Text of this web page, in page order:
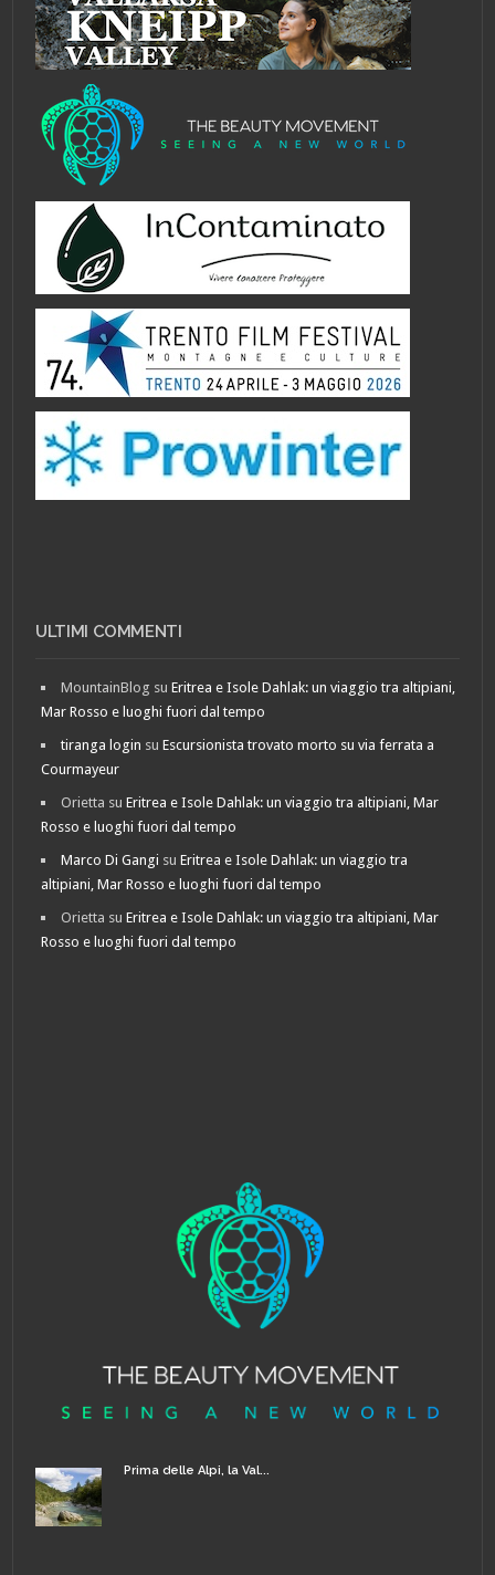
ULTIMI COMMENTI
MountainBlog suEritrea e Isole Dahlak: un viaggio tra altipiani,
Mar Rosso e luoghi fuori dal tempo
tiranga login suEscursionista trovato morto su via ferrata a
Courmayeur
Orietta suEritrea e Isole Dahlak: un viaggio tra altipiani, Mar
Rosso e luoghi fuori dal tempo
Marco Di Gangi suEritrea e Isole Dahlak: un viaggio tra
altipiani, Mar Rosso e luoghi fuori dal tempo
Orietta suEritrea e Isole Dahlak: un viaggio tra altipiani, Mar
Rosso e luoghi fuori dal tempo
Prima delle Alpi, la Val...